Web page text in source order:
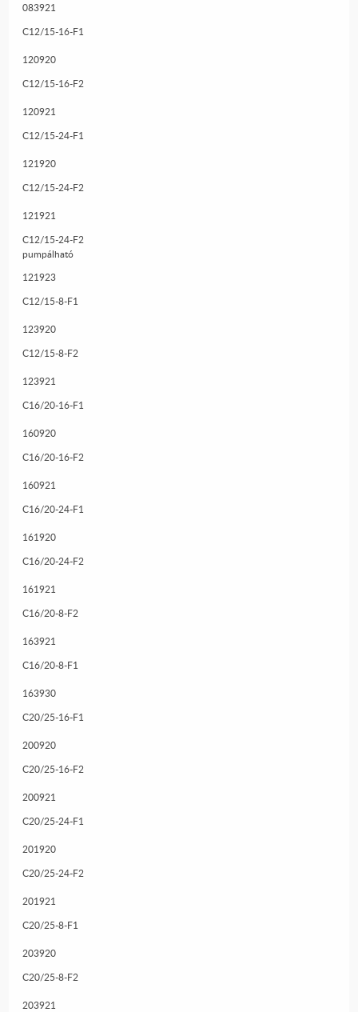
083921
C12/15-16-F1
120920
C12/15-16-F2
120921
C12/15-24-F1
121920
C12/15-24-F2
121921
C12/15-24-F2
pumpálható
121923
C12/15-8-F1
123920
C12/15-8-F2
123921
C16/20-16-F1
160920
C16/20-16-F2
160921
C16/20-24-F1
161920
C16/20-24-F2
161921
C16/20-8-F2
163921
C16/20-8-F1
163930
C20/25-16-F1
200920
C20/25-16-F2
200921
C20/25-24-F1
201920
C20/25-24-F2
201921
C20/25-8-F1
203920
C20/25-8-F2
203921